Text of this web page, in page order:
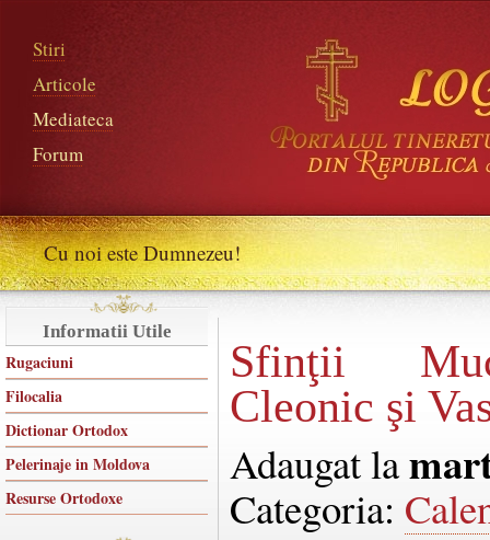
Stiri
Articole
Mediateca
Forum
Cu noi este Dumnezeu!
Informatii Utile
Rugaciuni
Filocalia
Dictionar Ortodox
Pelerinaje in Moldova
Resurse Ortodoxe
Sfinţii
Cleonic şi
Adaugat la
Categoria: